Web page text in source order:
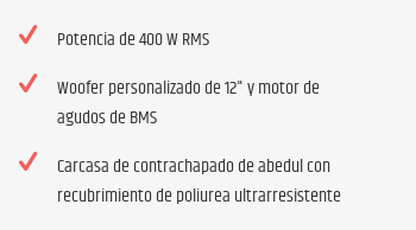
Potencia de 400 W RMS
Woofer personalizado de 12" y motor de
agudos de BMS
Carcasa de contrachapado de abedul con
recubrimiento de poliurea ultrarresistente